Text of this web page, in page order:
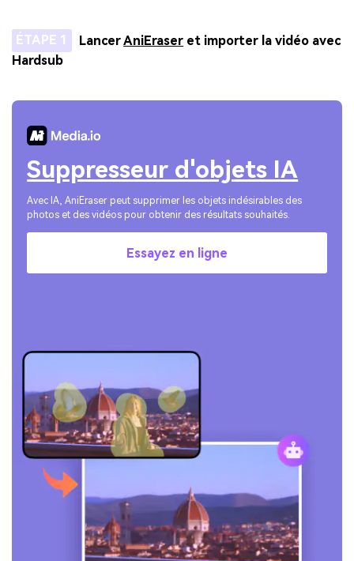
ÉTAPE 1 LancerAniEraser et importer la vidéo avec
Hardsub
Suppresseur d'objets IA
Avec IA, AniEraser peut supprimer les objets indésirables des
photos et des vidéos pour obtenir des résultats souhaités.
Essayez en ligne